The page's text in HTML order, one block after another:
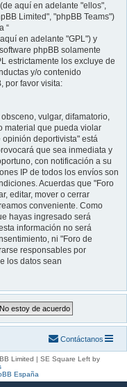
aquí en adelante "ellos",
Limited", "phpBB Teams")
“
aquí en adelante "GPL") y
phpBB solamente
estrictamente los excluye de
y/o contenido
por favor visita:
vulgar, difamatorio,
material que pueda violar
deportivista" está
que sea inmediata y
con notificación a su
IP de todos los envíos son
Acuerdas que "Foro
editar, mover o cerrar
conveniente. Como
hayas ingresado será
información no será
ni "Foro de
responsables por
los datos sean
Contáctanos
Limited | SE Square Left by
España